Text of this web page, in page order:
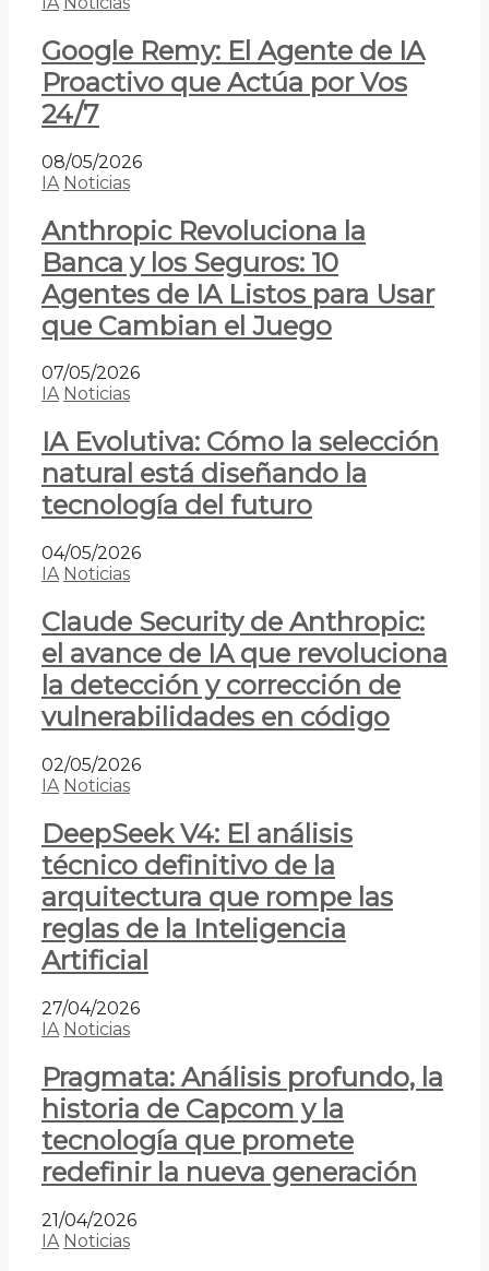
Google Remy: El Agente de IA
Proactivo que Actúa por Vos
24/7
08/05/2026
IA Noticias
Anthropic Revoluciona la
Banca y los Seguros: 10
Agentes de IA Listos para Usar
que Cambian el Juego
07/05/2026
IA Noticias
IA Evolutiva: Cómo la selección
natural está diseñando la
tecnología del futuro
04/05/2026
IA Noticias
Claude Security de Anthropic:
el avance de IA que revoluciona
la detección y corrección de
vulnerabilidades en código
02/05/2026
IA Noticias
DeepSeek V4: El análisis
técnico definitivo de la
arquitectura que rompe las
reglas de la Inteligencia
Artificial
27/04/2026
IA Noticias
Pragmata: Análisis profundo, la
historia de Capcom y la
tecnología que promete
redefinir la nueva generación
21/04/2026
IA Noticias